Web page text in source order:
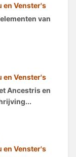
en Venster's
van
en Venster's
Ancestris en
en Venster's